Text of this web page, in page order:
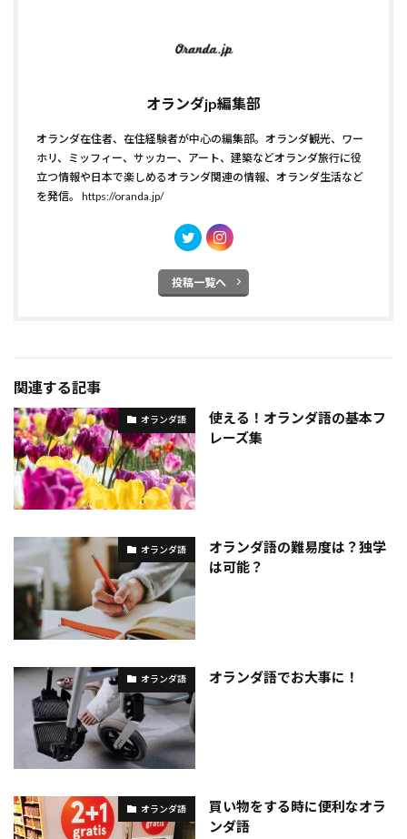
オランダjp編集部
オランダ在住者、在住経験者が中心の編集部。オランダ観光、ワー
ホリ、ミッフィー、サッカー、アート、建築などオランダ旅行に役
立つ情報や日本で楽しめるオランダ関連の情報、オランダ生活など
を発信。 https://oranda.jp/
投稿一覧へ
関連する記事
オランダ語
使える！オランダ語の基本フ
レーズ集
オランダ語
オランダ語の難易度は？独学
は可能？
オランダ語 オランダ語でお大事に！
オランダ語
買い物をする時に便利なオラ
ンダ語